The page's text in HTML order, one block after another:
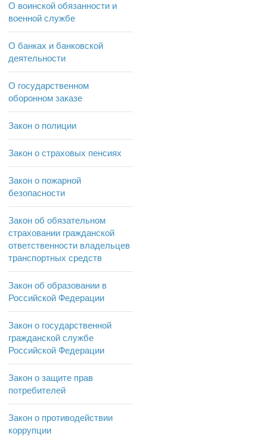
О воинской обязанности и
военной службе
О банках и банковской
деятельности
О государственном
оборонном заказе
Закон о полиции
Закон о страховых пенсиях
Закон о пожарной
безопасности
Закон об обязательном
страховании гражданской
ответственности владельцев
транспортных средств
Закон об образовании в
Российской Федерации
Закон о государственной
гражданской службе
Российской Федерации
Закон о защите прав
потребителей
Закон о противодействии
коррупции